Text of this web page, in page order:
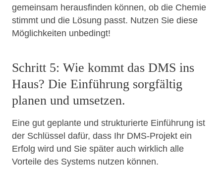
gemeinsam herausfinden können, ob die Chemie
stimmt und die Lösung passt. Nutzen Sie diese
Möglichkeiten unbedingt!
Schritt 5: Wie kommt das DMS ins
Haus? Die Einführung sorgfältig
planen und umsetzen.
Eine gut geplante und strukturierte Einführung ist
der Schlüssel dafür, dass Ihr DMS-Projekt ein
Erfolg wird und Sie später auch wirklich alle
Vorteile des Systems nutzen können.